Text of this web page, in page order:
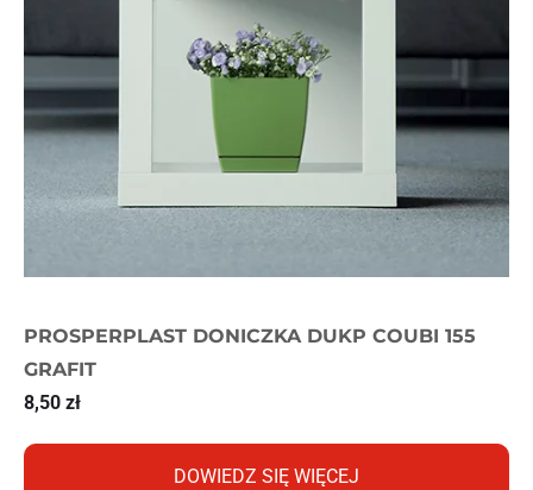
PROSPERPLAST DONICZKA DUKP COUBI 155
GRAFIT
8,50 zł
DOWIEDZ SIĘ WIĘCEJ